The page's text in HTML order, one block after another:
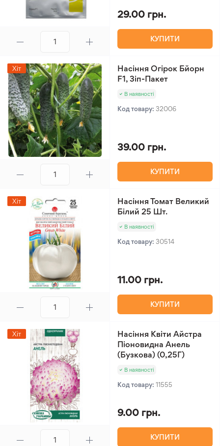
29.00 грн.
КУПИТИ
Хіт
Насіння Огірок Бйорн
F1, Зіп-Пакет
В наявності
Код товару: 32006
39.00 грн.
КУПИТИ
Хіт
Насіння Томат Великий
Білий 25 Шт.
В наявності
Код товару: 30514
11.00 грн.
КУПИТИ
Хіт
Насіння Квіти Айстра
Піоновидна Анель
(Бузкова) (0,25Г)
В наявності
Код товару: 11555
9.00 грн.
КУПИТИ